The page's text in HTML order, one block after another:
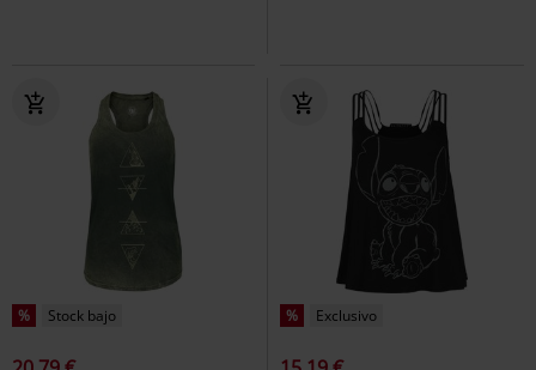
% Stock bajo % Exclusivo